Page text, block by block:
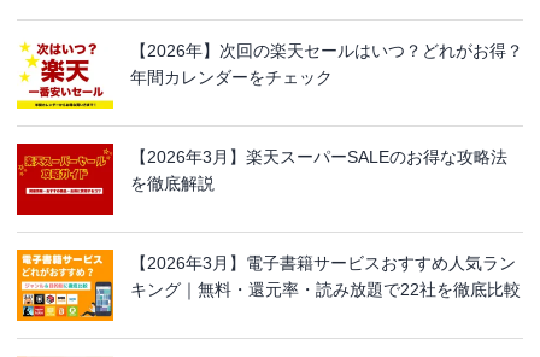
【2026年】次回の楽天セールはいつ？どれがお得？
年間カレンダーをチェック
【2026年3月】楽天スーパーSALEのお得な攻略法
を徹底解説
【2026年3月】電子書籍サービスおすすめ人気ラン
キング｜無料・還元率・読み放題で22社を徹底比較